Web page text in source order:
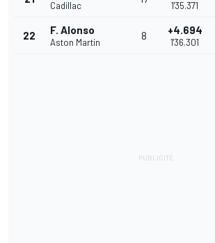
Cadillac 1'35.371
22 F. Alonso
Aston Martin
8 +4.694
1'36.301